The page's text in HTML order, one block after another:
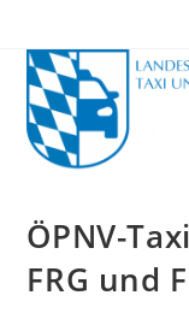
Inhalt
springen
ÖPNV-
FRG und